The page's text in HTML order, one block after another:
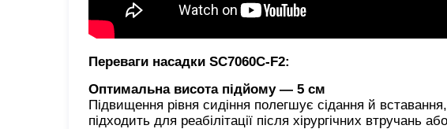
Переваги насадки SC7060C-F2:
Оптимальна висота підйому — 5 см
Підвищення рівня сидіння полегшує сідання й
підходить для реабілітації після хірургічних втручань